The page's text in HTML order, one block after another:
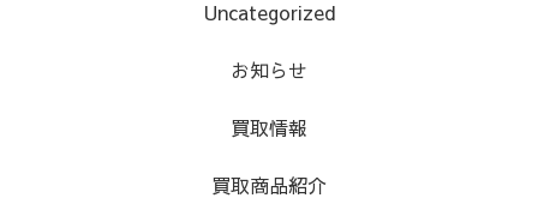
Uncategorized
お知らせ
買取情報
買取商品紹介